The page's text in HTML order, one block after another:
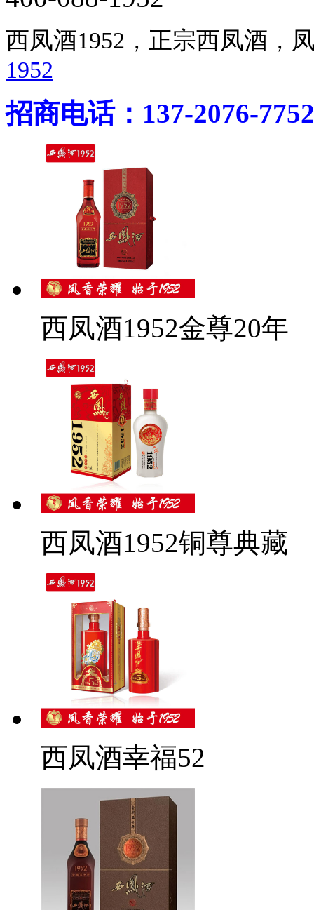
西凤酒1952，正宗西凤酒
1952
招商电话：137-2076-7752
西凤酒1952金尊20年
西凤酒1952铜尊典藏
西凤酒幸福52